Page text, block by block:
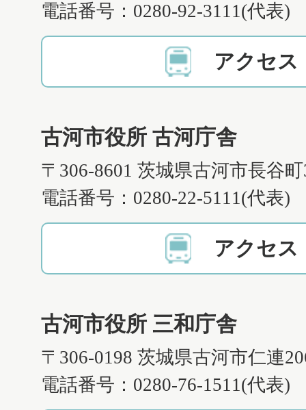
電話番号：0280-92-3111(代表)
アクセス
古河市役所 古河庁舎
〒306-8601 茨城県古河市長谷
電話番号：0280-22-5111(代表)
アクセス
古河市役所 三和庁舎
〒306-0198 茨城県古河市仁連
電話番号：0280-76-1511(代表)